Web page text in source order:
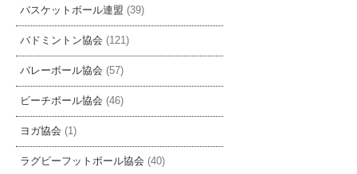
バスケットボール連盟 (39)
バドミントン協会 (121)
バレーボール協会 (57)
ビーチボール協会 (46)
ヨガ協会 (1)
ラグビーフットボール協会 (40)